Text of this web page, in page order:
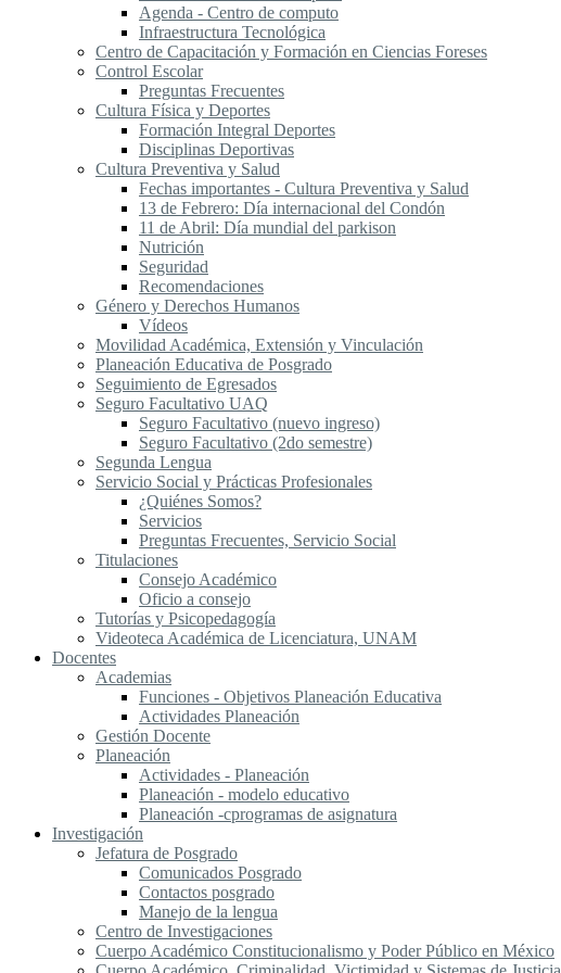
Agenda - Centro de computo
Infraestructura Tecnológica
Centro de Capacitación y Formación en Ciencias Foreses
Control Escolar
Preguntas Frecuentes
Cultura Física y Deportes
Formación Integral Deportes
Disciplinas Deportivas
Cultura Preventiva y Salud
Fechas importantes - Cultura Preventiva y Salud
13 de Febrero: Día internacional del Condón
11 de Abril: Día mundial del parkison
Nutrición
Seguridad
Recomendaciones
Género y Derechos Humanos
Vídeos
Movilidad Académica, Extensión y Vinculación
Planeación Educativa de Posgrado
Seguimiento de Egresados
Seguro Facultativo UAQ
Seguro Facultativo (nuevo ingreso)
Seguro Facultativo (2do semestre)
Segunda Lengua
S​ervicio Social y Prácticas Profesionales
¿Quiénes Somos?
Servicios
Preguntas Frecuentes, Servicio Social
Titulaciones
Consejo Académico
Oficio a consejo
Tutorías y Psicopedagogía
Videoteca Académica de Licenciatura, UNAM
Docentes
Academias
Funciones - Objetivos Planeación Educativa
Actividades Planeación
Gestión Docente
Planeación
Actividades - Planeación
Planeación - modelo educativo
Planeación -cprogramas de asignatura
Investigación
Jefatura de Posgrado
Comunicados Posgrado
Contactos posgrado
Manejo de la lengua
Centro de Investigaciones
Cuerpo Académico Constitucionalismo y Poder Público en México